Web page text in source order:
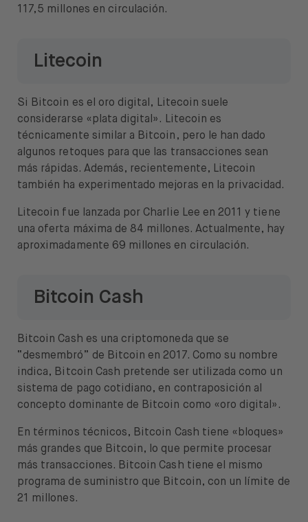
117,5 millones en circulación.
Litecoin
Si Bitcoin es el oro digital, Litecoin suele
considerarse «plata digital». Litecoin es
técnicamente similar a Bitcoin, pero le han dado
algunos retoques para que las transacciones sean
más rápidas. Además, recientemente, Litecoin
también ha experimentado mejoras en la privacidad.
Litecoin fue lanzada por Charlie Lee en 2011 y tiene
una oferta máxima de 84 millones. Actualmente, hay
aproximadamente 69 millones en circulación.
Bitcoin Cash
Bitcoin Cash es una criptomoneda que se
“desmembró” de Bitcoin en 2017. Como su nombre
indica, Bitcoin Cash pretende ser utilizada como un
sistema de pago cotidiano, en contraposición al
concepto dominante de Bitcoin como «oro digital».
En términos técnicos, Bitcoin Cash tiene «bloques»
más grandes que Bitcoin, lo que permite procesar
más transacciones. Bitcoin Cash tiene el mismo
programa de suministro que Bitcoin, con un límite de
21 millones.